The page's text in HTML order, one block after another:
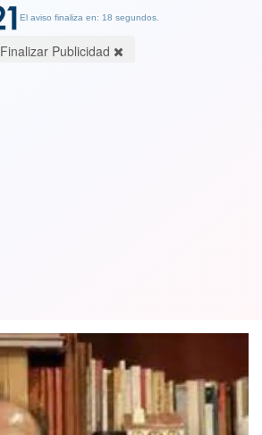
El aviso finaliza en: 17 segundos.
Finalizar Publicidad